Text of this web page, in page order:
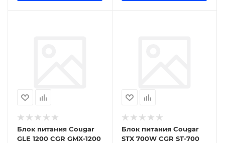
Блок питания Cougar
GLE 1200 CGR GMX-1200
Блок питания Cougar
STX 700W CGR ST-700